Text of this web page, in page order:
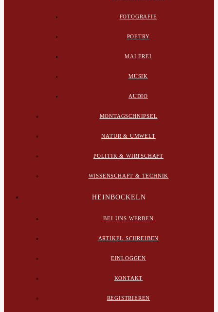
FOTOGRAFIE
POETRY
MALEREI
MUSIK
AUDIO
MONTAGSCHNIPSEL
NATUR & UMWELT
POLITIK & WIRTSCHAFT
WISSENSCHAFT & TECHNIK
HEINBOCKELN
BEI UNS WERBEN
ARTIKEL SCHREIBEN
EINLOGGEN
KONTAKT
REGISTRIEREN